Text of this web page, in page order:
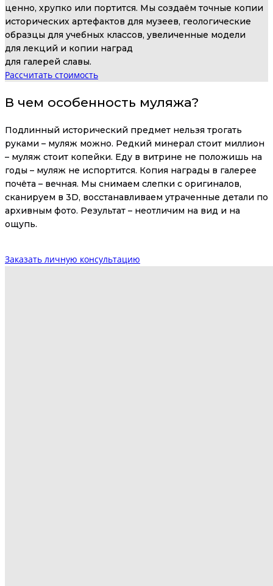
ценно, хрупко или портится. Мы создаём точные копии
исторических артефактов для музеев, геологические
образцы для учебных классов, увеличенные модели
для лекций и копии наград
для галерей славы.
Рассчитать стоимость
В чем особенность муляжа?
Подлинный исторический предмет нельзя трогать
руками – муляж можно. Редкий минерал стоит миллион
– муляж стоит копейки. Еду в витрине не положишь на
годы – муляж не испортится. Копия награды в галерее
почёта – вечная. Мы снимаем слепки с оригиналов,
сканируем в 3D, восстанавливаем утраченные детали по
архивным фото. Результат – неотличим на вид и на
ощупь.
Заказать личную консультацию